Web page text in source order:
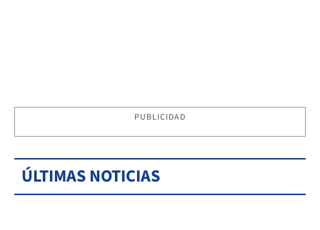
PUBLICIDAD
ÚLTIMAS NOTICIAS